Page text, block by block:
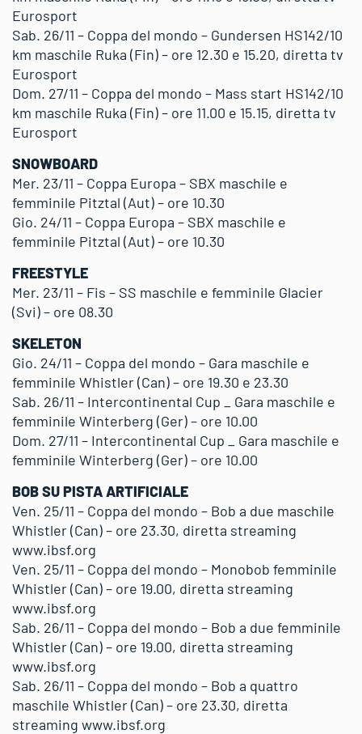
Eurosport
Sab. 26/11 – Coppa del mondo – Gundersen HS142/10
km maschile Ruka (Fin) – ore 12.30 e 15.20, diretta tv
Eurosport
Dom. 27/11 – Coppa del mondo – Mass start HS142/10
km maschile Ruka (Fin) – ore 11.00 e 15.15, diretta tv
Eurosport
SNOWBOARD
Mer. 23/11 – Coppa Europa – SBX maschile e
femminile Pitztal (Aut) – ore 10.30
Gio. 24/11 – Coppa Europa – SBX maschile e
femminile Pitztal (Aut) – ore 10.30
FREESTYLE
Mer. 23/11 – Fis – SS maschile e femminile Glacier
(Svi) – ore 08.30
SKELETON
Gio. 24/11 – Coppa del mondo – Gara maschile e
femminile Whistler (Can) – ore 19.30 e 23.30
Sab. 26/11 – Intercontinental Cup _ Gara maschile e
femminile Winterberg (Ger) – ore 10.00
Dom. 27/11 – Intercontinental Cup _ Gara maschile e
femminile Winterberg (Ger) – ore 10.00
BOB SU PISTA ARTIFICIALE
Ven. 25/11 – Coppa del mondo – Bob a due maschile
Whistler (Can) – ore 23.30, diretta streaming
www.ibsf.org
Ven. 25/11 – Coppa del mondo – Monobob femminile
Whistler (Can) – ore 19.00, diretta streaming
www.ibsf.org
Sab. 26/11 – Coppa del mondo – Bob a due femminile
Whistler (Can) – ore 19.00, diretta streaming
www.ibsf.org
Sab. 26/11 – Coppa del mondo – Bob a quattro
maschile Whistler (Can) – ore 23.30, diretta
streaming www.ibsf.org